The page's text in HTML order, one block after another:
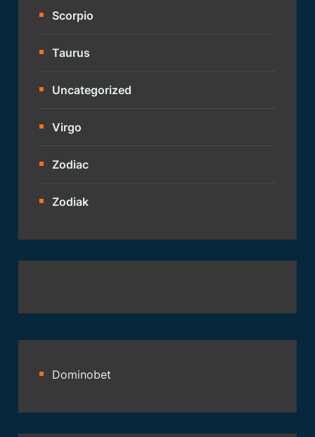
Scorpio
Taurus
Uncategorized
Virgo
Zodiac
Zodiak
Dominobet